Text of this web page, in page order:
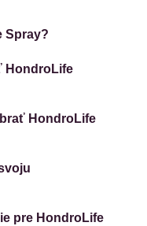
Spray?
HondroLife
HondroLife
pre HondroLife